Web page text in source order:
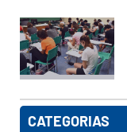
CATEGORIAS